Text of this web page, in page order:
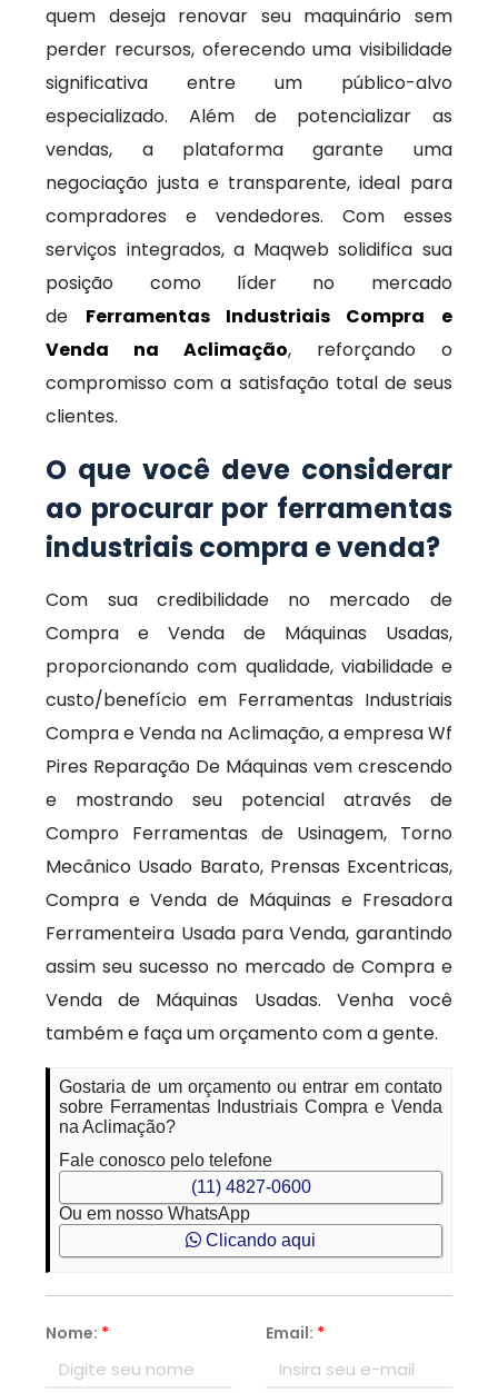
quem deseja renovar seu maquinário sem
perder recursos, oferecendo uma visibilidade
significativa entre um público-alvo
especializado. Além de potencializar as
vendas, a plataforma garante uma
negociação justa e transparente, ideal para
compradores e vendedores. Com esses
serviços integrados, a Maqweb solidifica sua
posição como líder no mercado
de Ferramentas Industriais Compra e
Venda na Aclimação, reforçando o
compromisso com a satisfação total de seus
clientes.
O que você deve considerar
ao procurar por ferramentas
industriais compra e venda?
Com sua credibilidade no mercado de
Compra e Venda de Máquinas Usadas,
proporcionando com qualidade, viabilidade e
custo/benefício em Ferramentas Industriais
Compra e Venda na Aclimação, a empresa Wf
Pires Reparação De Máquinas vem crescendo
e mostrando seu potencial através de
Compro Ferramentas de Usinagem, Torno
Mecânico Usado Barato, Prensas Excentricas,
Compra e Venda de Máquinas e Fresadora
Ferramenteira Usada para Venda, garantindo
assim seu sucesso no mercado de Compra e
Venda de Máquinas Usadas. Venha você
também e faça um orçamento com a gente.
Gostaria de um orçamento ou entrar em contato
sobre Ferramentas Industriais Compra e Venda
na Aclimação?
Fale conosco pelo telefone
(11) 4827-0600
Ou em nosso WhatsApp
Clicando aqui
Nome: * Email: *